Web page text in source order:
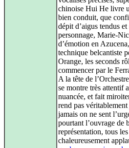
chinoise Hui He livre
bien conduit, que
dépit d’aigus tendus
personnage, Marie-
d’émotion en
technique belcantiste
Orange, les seconds
commencer par le
A la tête de
se montre très attentif
nuancée, et fait
rend pas
jamais on ne sent
pourtant l’ouvrage de
représentation, tous
chaleureusement